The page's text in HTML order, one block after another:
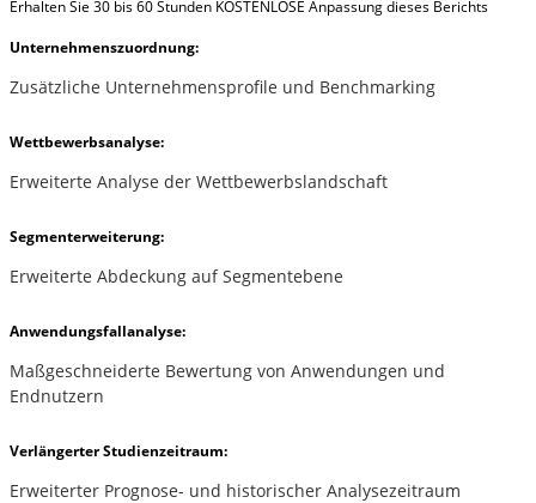
Erhalten Sie 30 bis 60 Stunden KOSTENLOSE Anpassung dieses Berichts
Unternehmenszuordnung:
Zusätzliche Unternehmensprofile und Benchmarking
Wettbewerbsanalyse:
Erweiterte Analyse der Wettbewerbslandschaft
Segmenterweiterung:
Erweiterte Abdeckung auf Segmentebene
Anwendungsfallanalyse:
Maßgeschneiderte Bewertung von Anwendungen und
Endnutzern
Verlängerter Studienzeitraum:
Erweiterter Prognose- und historischer Analysezeitraum